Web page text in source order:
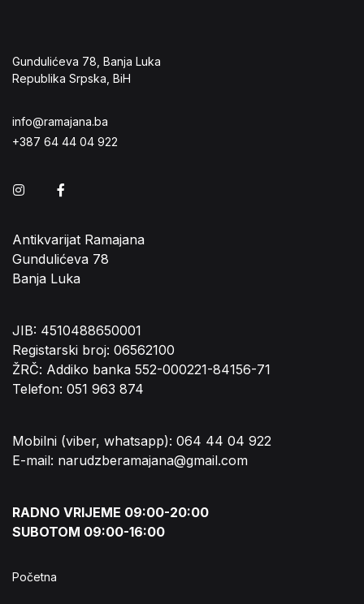
Gundulićeva 78, Banja Luka
Republika Srpska, BiH
info@ramajana.ba
+387 64 44 04 922
Instagram
Antikvarijat Ramajana
Gundulićeva 78
Banja Luka
JIB: 4510488650001
Registarski broj: 06562100
ŽRČ: Addiko banka 552-000221-84156-71
Telefon: 051 963 874
Mobilni (viber, whatsapp): 064 44 04 922
E-mail: narudzberamajana@gmail.com
RADNO VRIJEME 09:00-20:00
SUBOTOM 09:00-16:00
Početna